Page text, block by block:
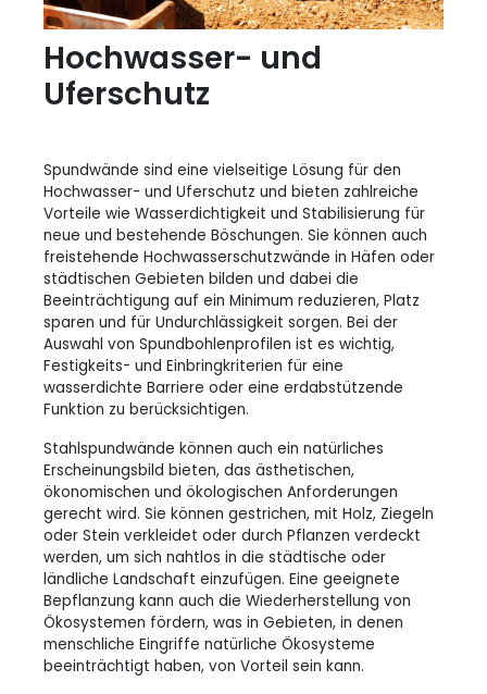
Hochwasser- und
Uferschutz
Spundwände sind eine vielseitige Lösung für den
Hochwasser- und Uferschutz und bieten zahlreiche
Vorteile wie Wasserdichtigkeit und Stabilisierung für
neue und bestehende Böschungen. Sie können auch
freistehende Hochwasserschutzwände in Häfen oder
städtischen Gebieten bilden und dabei die
Beeinträchtigung auf ein Minimum reduzieren, Platz
sparen und für Undurchlässigkeit sorgen. Bei der
Auswahl von Spundbohlenprofilen ist es wichtig,
Festigkeits- und Einbringkriterien für eine
wasserdichte Barriere oder eine erdabstützende
Funktion zu berücksichtigen.
Stahlspundwände können auch ein natürliches
Erscheinungsbild bieten, das ästhetischen,
ökonomischen und ökologischen Anforderungen
gerecht wird. Sie können gestrichen, mit Holz, Ziegeln
oder Stein verkleidet oder durch Pflanzen verdeckt
werden, um sich nahtlos in die städtische oder
ländliche Landschaft einzufügen. Eine geeignete
Bepflanzung kann auch die Wiederherstellung von
Ökosystemen fördern, was in Gebieten, in denen
menschliche Eingriffe natürliche Ökosysteme
beeinträchtigt haben, von Vorteil sein kann.